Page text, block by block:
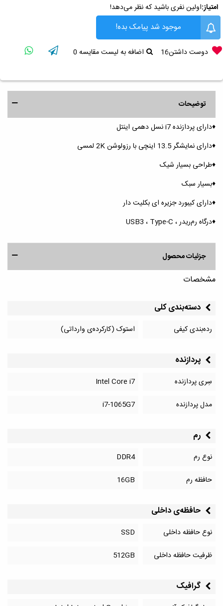
امتیاز:اولین نفری باشید که نظر می‌دهد!
موجود شد پیامک بده!
دوست داشتن16 اضافه به لیست مقایسه 0
توضیحات
♦️دارای پردازنده i7 نسل دهمی اینتل
♦️دارای نمایشگر 13.5 اینچی با رزولوشن 2K لمسی
♦️طراحی بسیار شیک
♦️بسیار سبک
♦️دارای کیبورد جزیره ای بکلیت دار
♦️درگاه رم‌ریدر ، USB3 ، Type-C
جزئیات محصول
مشخصات
دسته‌بندی کلی
رده‌بندی کیفی استوک (کارکرده‌ی وارداتی)
پردازنده
سِری پردازنده
Intel Core i7
مدل پردازنده
i7-1065G7
رم
نوع رم
DDR4
حافظه رم
16GB
حافظه‌‌ی داخلی
نوع حافظه داخلی
SSD
ظرفیت حافظه داخلی
512GB
گرافیک